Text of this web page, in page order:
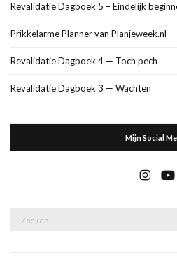
Revalidatie Dagboek 5 – Eindelijk
Prikkelarme Planner van Planjeweek.nl
Revalidatie Dagboek 4 — Toch pech
Revalidatie Dagboek 3 — Wachten
Mijn Social